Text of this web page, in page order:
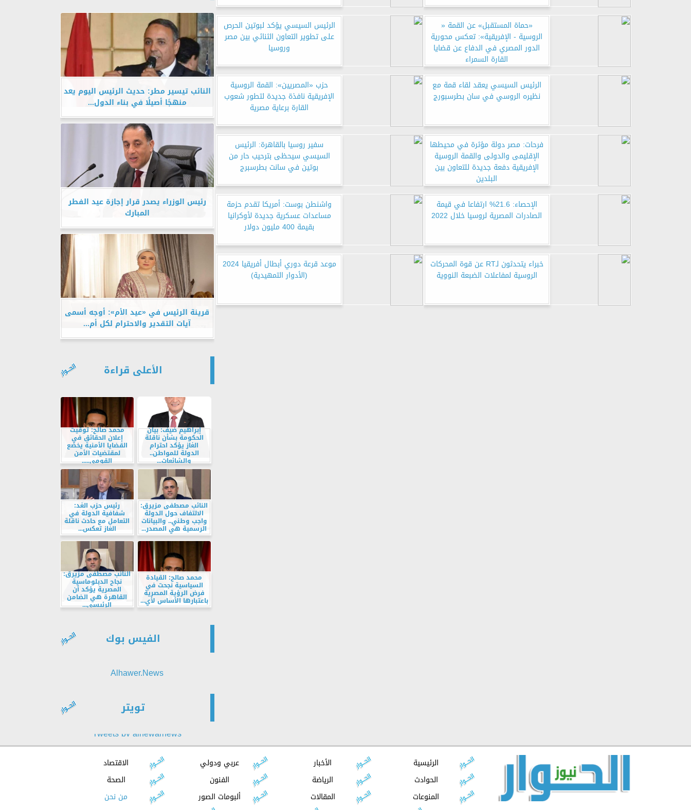
«حماة المستقبل» عن القمة «
الروسية - الإفريقية»: تعكس محورية
الدور المصري في الدفاع عن قضايا
القارة السمراء
الرئيس السيسي يؤكد لبوتين الحرص
على تطوير التعاون الثنائي بين مصر
وروسيا
الرئيس السيسي يعقد لقاء قمة مع
نظيره الروسي في سان بطرسبورج
حزب «المصريين»: القمة الروسية
الإفريقية نافذة جديدة لتطور شعوب
القارة برعاية مصرية
فرحات: مصر دولة مؤثرة في محيطها
الإقليمى والدولى والقمة الروسية
الإفريقية دفعة جديدة للتعاون بين
البلدين
سفير روسيا بالقاهرة: الرئيس
السيسي سيحظى بترحيب حار من
بوتين في سانت بطرسبرج
الإحصاء: 21.6% ارتفاعا في قيمة
الصادرات المصرية لروسيا خلال 2022
واشنطن بوست: أمريكا تقدم حزمة
مساعدات عسكرية جديدة لأوكرانيا
بقيمة 400 مليون دولار
خبراء يتحدثون لـRT عن قوة المحركات
الروسية لمفاعلات الضبعة النووية
موعد قرعة دوري أبطال أفريقيا 2024
(الأدوار التمهيدية)
النائب تيسير مطر: حديث الرئيس اليوم يعد
منهجًا أصيلًا في بناء الدول...
رئيس الوزراء يصدر قرار إجازة عيد الفطر
المبارك
قرينة الرئيس في «عيد الأم»: أوجه أسمى
آيات التقدير والاحترام لكل أم...
الأعلى قراءة
إبراهيم ضيف: بيان
الحكومة بشأن ناقلة
الغاز يؤكد احترام
الدولة للمواطن..
والشائعات...
محمد صالح: توقيت
إعلان الحقائق في
القضايا الأمنية يخضع
لمقتضيات الأمن
القومي.....
النائب مصطفى مزيرق:
الالتفاف حول الدولة
واجب وطني.. والبيانات
الرسمية هي المصدر...
رئيس حزب الغد:
شفافية الدولة في
التعامل مع حادث ناقلة
الغاز تعكس...
محمد صالح: القيادة
السياسية نجحت في
فرض الرؤية المصرية
باعتبارها الأساس لأي...
النائب مصطفى مزيرق:
نجاح الدبلوماسية
المصرية يؤكد أن
القاهرة هي الضامن
الرئيسي...
الفيس بوك
Alhawer.News
تويتر
Tweets by alhewarnews
الرئيسية الأخبار عربي ودولي
الاقتصاد
الحوادث
الرياضة الفنون
الصحة
المنوعات
المقالات ألبومات الصور
من نحن